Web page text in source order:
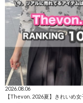
2026.08.06